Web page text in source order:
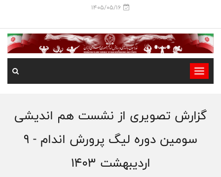
1405/05/16
-
-
-
گزارش تصویری از نشست هم اندیشی
سومین دوره لیگ پرورش اندام - 9
اردیبهشت 1403